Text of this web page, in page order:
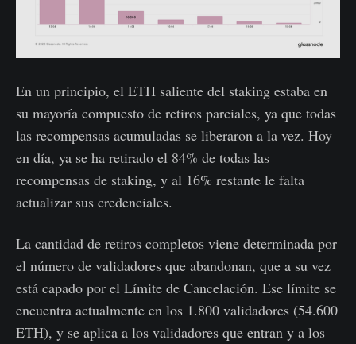
En un principio, el ETH saliente del staking estaba en
su mayoría compuesto de retiros parciales, ya que todas
las recompensas acumuladas se liberaron a la vez. Hoy
en día, ya se ha retirado el 84% de todas las
recompensas de staking, y al 16% restante le falta
actualizar sus credenciales.
La cantidad de retiros completos viene determinada por
el número de validadores que abandonan, que a su vez
está capado por el Límite de Cancelación. Ese límite se
encuentra actualmente en los 1.800 validadores (54.600
ETH), y se aplica a los validadores que entran y a los